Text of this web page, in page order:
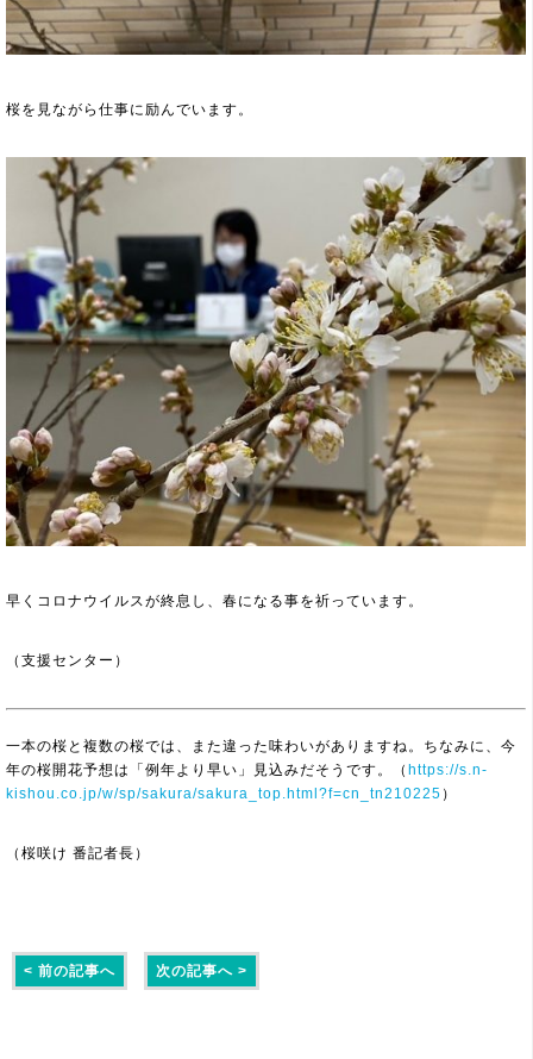
桜を見ながら仕事に励んでいます。
早くコロナウイルスが終息し、春になる事を祈っています。
（支援センター）
一本の桜と複数の桜では、また違った味わいがありますね。ちなみに、今
年の桜開花予想は「例年より早い」見込みだそうです。（ https://s.n-
kishou.co.jp/w/sp/sakura/sakura_top.html?f=cn_tn210225 ）
（桜咲け 番記者長）
< 前の記事へ 次の記事へ >